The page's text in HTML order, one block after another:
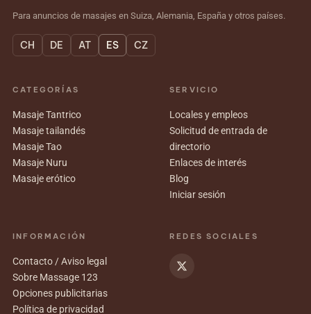
Para anuncios de masajes en Suiza, Alemania, España y otros países.
CH DE AT ES CZ
CATEGORÍAS
Masaje Tantrico
Masaje tailandés
Masaje Tao
Masaje Nuru
Masaje erótico
SERVICIO
Locales y empleos
Solicitud de entrada de
directorio
Enlaces de interés
Blog
Iniciar sesión
INFORMACIÓN
Contacto / Aviso legal
Sobre Massage 123
Opciones publicitarias
Política de privacidad
REDES SOCIALES